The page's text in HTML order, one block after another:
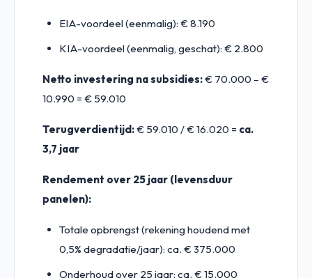
EIA-voordeel (eenmalig): € 8.190
KIA-voordeel (eenmalig, geschat): € 2.800
Netto investering na subsidies:€ 70.000 – €
10.990 = € 59.010
Terugverdientijd:€ 59.010 / € 16.020 = ca.
3,7 jaar
Rendement over 25 jaar (levensduur
panelen):
Totale opbrengst (rekening houdend met
0,5% degradatie/jaar): ca. € 375.000
Onderhoud over 25 jaar: ca. € 15.000